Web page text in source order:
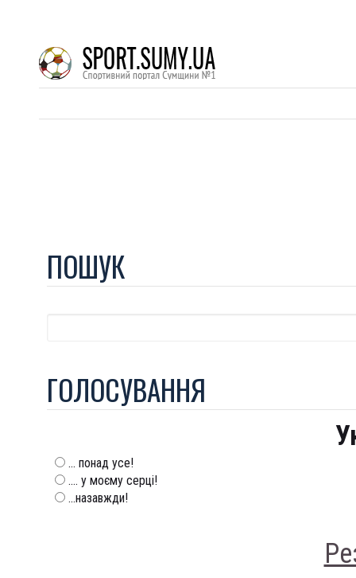
ПОШУК
ГОЛОСУВАННЯ
... понад усе!
.... у моєму серці!
...назавжди!